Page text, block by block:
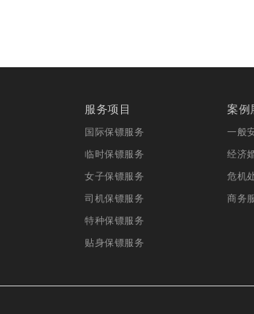
服务项目
国际保镖服务
临时保镖服务
女子保镖服务
司机保镖服务
特种保镖服务
贴身保镖服务
案例
一般
经济
危机
商务